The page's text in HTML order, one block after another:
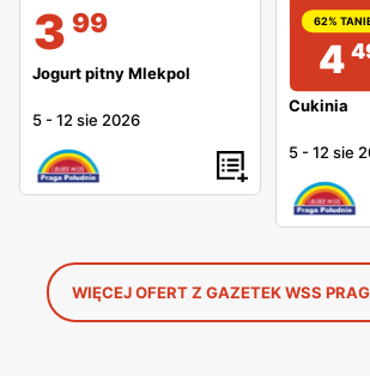
3 99
Jogurt pitny Mlekpol
5 -12 sie 2026
62%
4
Cukinia
5 -12 sie
WIĘCEJ OFERT Z GAZETEK WSS